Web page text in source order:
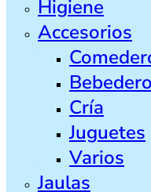
Higiene
Accesorios
Cría
Juguetes
Varios
Jaulas